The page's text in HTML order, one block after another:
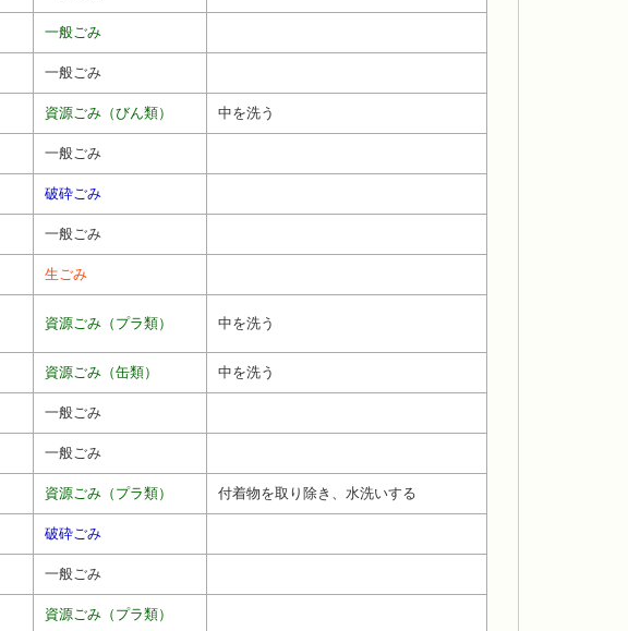
一般ごみ
一般ごみ
資源ごみ（びん類） 中を洗う
一般ごみ
破砕ごみ
一般ごみ
生ごみ
資源ごみ（プラ類） 中を洗う
資源ごみ（缶類） 中を洗う
一般ごみ
一般ごみ
資源ごみ（プラ類） 付着物を取り除き、水洗いする
破砕ごみ
一般ごみ
資源ごみ（プラ類）